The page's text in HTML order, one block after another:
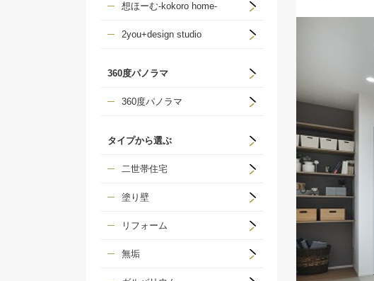
想ほーむ-kokoro home-
2you+design studio
360度パノラマ
360度パノラマ
タイプから選ぶ
二世帯住宅
塗り壁
リフォーム
無垢